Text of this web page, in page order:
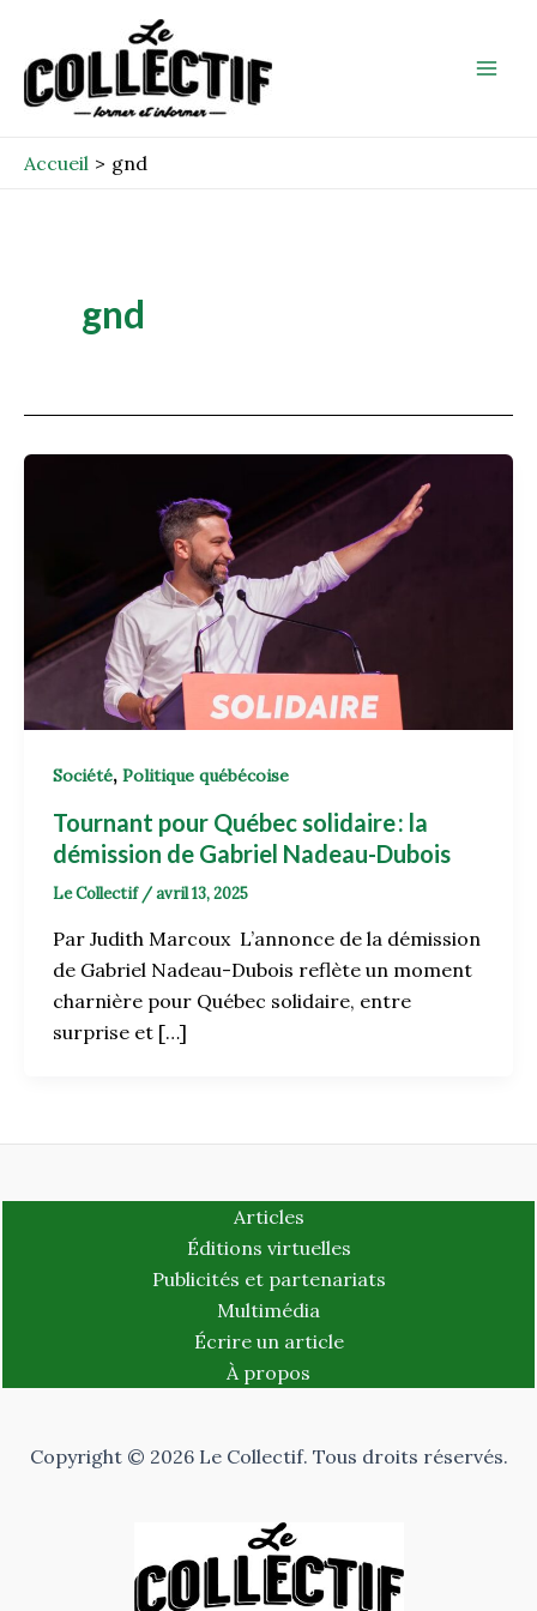
contenu
Accueil gnd
gnd
Société, Politique québécoise
Tournant pour Québec solidaire : la
démission de Gabriel Nadeau-Dubois
Le Collectif /avril 13, 2025
Par Judith Marcoux L’annonce de la démission
de Gabriel Nadeau-Dubois reflète un moment
charnière pour Québec solidaire, entre
surprise et […]
Articles
Éditions virtuelles
Publicités et partenariats
Multimédia
Écrire un article
À propos
Copyright © 2026 Le Collectif. Tous droits réservés.